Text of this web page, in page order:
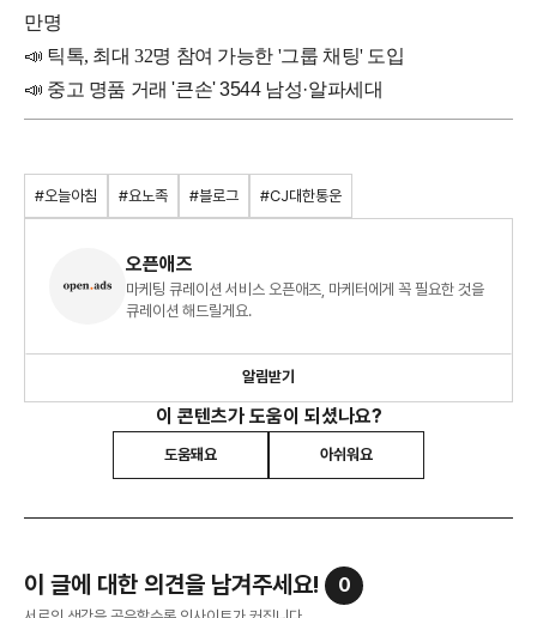
만명
📣 틱톡, 최대 32명 참여 가능한 '그룹 채팅' 도입
📣 중고 명품 거래 '큰손' 3544 남성·알파세대
#오늘아침 #요노족 #블로그 #CJ대한통운
오픈애즈
마케팅 큐레이션 서비스 오픈애즈, 마케터에게 꼭 필요한 것을
큐레이션 해드릴게요.
알림받기
이 콘텐츠가 도움이 되셨나요?
도움돼요 아쉬워요
이 글에 대한 의견을 남겨주세요! 0